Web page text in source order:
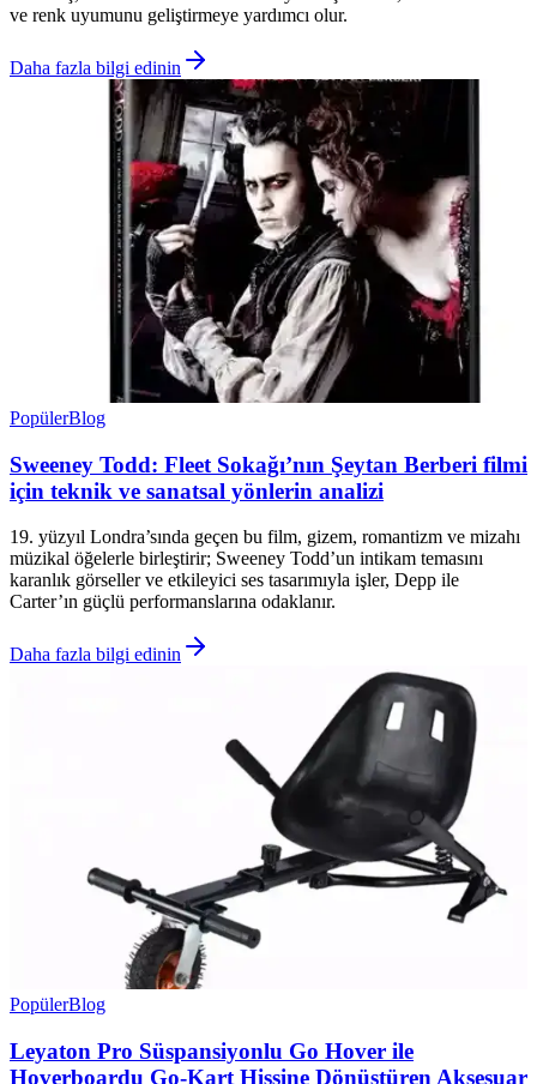
ve renk uyumunu geliştirmeye yardımcı olur.
Daha fazla bilgi edinin
PopülerBlog
Sweeney Todd: Fleet Sokağı’nın Şeytan Berberi filmi
için teknik ve sanatsal yönlerin analizi
19. yüzyıl Londra’sında geçen bu film, gizem, romantizm ve mizahı
müzikal öğelerle birleştirir; Sweeney Todd’un intikam temasını
karanlık görseller ve etkileyici ses tasarımıyla işler, Depp ile
Carter’ın güçlü performanslarına odaklanır.
Daha fazla bilgi edinin
PopülerBlog
Leyaton Pro Süspansiyonlu Go Hover ile
Hoverboardu Go-Kart Hissine Dönüştüren Aksesuar